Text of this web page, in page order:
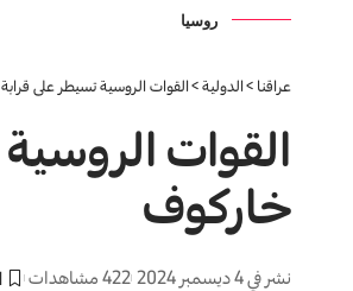
روسیا
عراقنا >الدولية>القوات الروسية تسيطر على قرابة 60 بلدة في مقاطعة خاركوف
خاركوف
نشر في 4 ديسمبر 2024 422 مشاهدات